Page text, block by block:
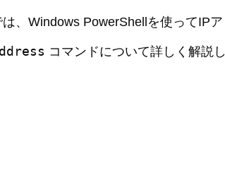
、Windows PowerShellを使ってIP
コマンドについて詳しく解説し